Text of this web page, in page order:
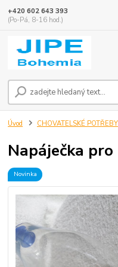
+420 602 643 393
(Po-Pá, 8-16 hod.)
Úvod CHOVATELSKÉ POTŘEBY
Napáječka
Novinka